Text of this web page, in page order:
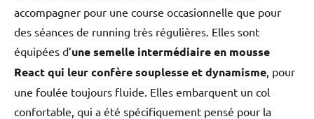
accompagner pour une course occasionnelle que pour
des séances de running très régulières. Elles sont
équipées d’une semelle intermédiaire en mousse
React qui leur confère souplesse et dynamisme , pour
une foulée toujours fluide. Elles embarquent un col
confortable, qui a été spécifiquement pensé pour la